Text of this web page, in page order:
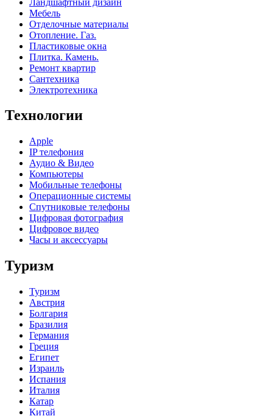
Мебель
Отделочные материалы
Отопление. Газ.
Пластиковые окна
Плитка. Камень.
Ремонт квартир
Сантехника
Электротехника
Технологии
Apple
IP телефония
Аудио & Видео
Компьютеры
Мобильные телефоны
Операционные системы
Спутниковые телефоны
Цифровая фотография
Цифровое видео
Часы и аксессуары
Туризм
Туризм
Австрия
Болгария
Бразилия
Германия
Греция
Египет
Израиль
Испания
Италия
Катар
Китай